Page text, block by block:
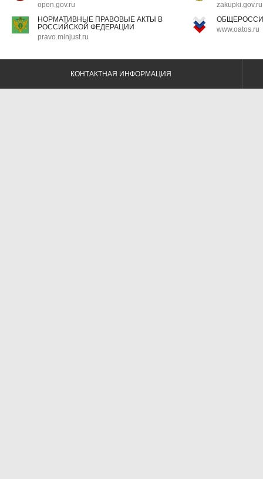
open.gov.ru
zakupki.gov.ru
НОРМАТИВНЫЕ ПРАВОВЫЕ АКТЫ В
РОССИЙСКОЙ ФЕДЕРАЦИИ
pravo.minjust.ru
www.oatos.ru
КОНТАКТНАЯ ИНФОРМАЦИЯ